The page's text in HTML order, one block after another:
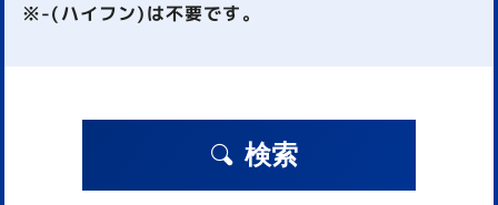
※-(ハイフン)は不要です。
検索